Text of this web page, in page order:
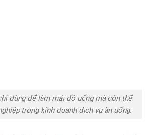
dùng để làm mát đồ uống mà còn thể
trong kinh doanh dịch vụ ăn uống.